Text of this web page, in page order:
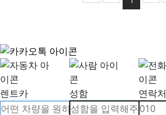
렌트카 성함 연락처